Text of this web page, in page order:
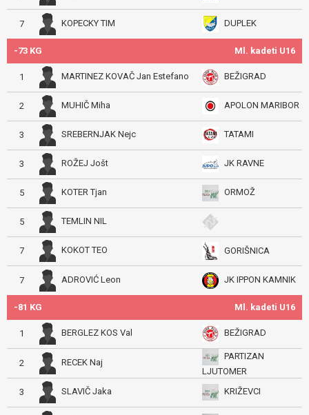
7 KOPECKY TIM DUPLEK
-73 KG Ml. kadeti U16
1 MARTINEZ KOVAČ Jan Estefano BEŽIGRAD
2 MUHIČ Miha APOLON MARIBOR
3 SREBERNJAK Nejc TATAMI
3 ROŽEJ Jošt JK RAVNE
5 KOTER Tjan ORMOŽ
5 TEMLIN NIL
7 KOKOT TEO GORIŠNICA
7 ADROVIĆ Leon JK IPPON KAMNIK
-81 KG Ml. kadeti U16
1 BERGLEZ KOS Val BEŽIGRAD
2 RECEK Naj
PARTIZAN
LJUTOMER
3
SLAVIČ Jaka KRIŽEVCI